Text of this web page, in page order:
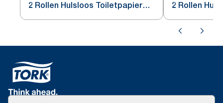
2 Rollen Hulsloos Toiletpapier
Wit T7
2 Rollen
Zwart T7